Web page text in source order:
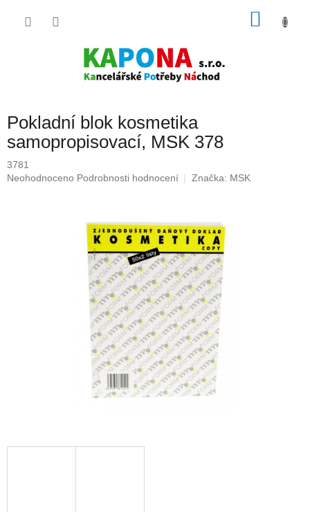
Pokladní blok kosmetika
samopropisovací, MSK 378
3781
Průměrné
Neohodnoceno Podrobnosti hodnocení Značka: MSK